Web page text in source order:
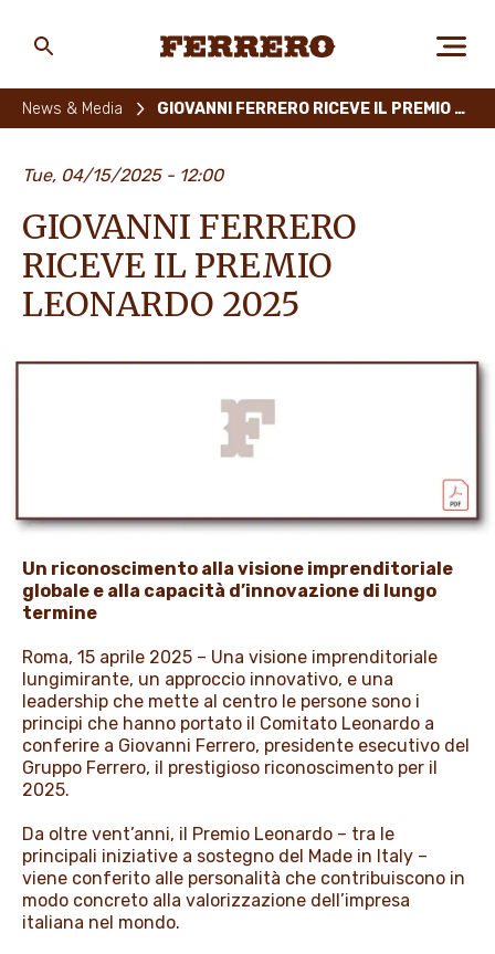
PERSONE E AMBIENTE
LAVORA CON NOI
PROMOZIONI
NEWS & MEDIA
main
News & Media GIOVANNI FERRERO RICEVE IL PREMIO LEONARDO 2025
Tue, 04/15/2025 - 12:00
GIOVANNI FERRERO
RICEVE IL PREMIO
LEONARDO 2025
Un riconoscimento alla visione imprenditoriale
globale e alla capacità d’innovazione di lungo
termine
Roma, 15 aprile 2025 – Una visione imprenditoriale
lungimirante, un approccio innovativo, e una
leadership che mette al centro le persone sono i
principi che hanno portato il Comitato Leonardo a
conferire a Giovanni Ferrero, presidente esecutivo del
Gruppo Ferrero, il prestigioso riconoscimento per il
2025.
Da oltre vent’anni, il Premio Leonardo – tra le
principali iniziative a sostegno del Made in Italy –
viene conferito alle personalità che contribuiscono in
modo concreto alla valorizzazione dell’impresa
italiana nel mondo.